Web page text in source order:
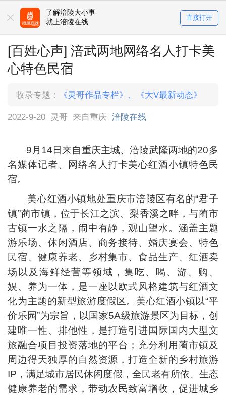
了解涪陵大小事
就上涪陵在线
直接打开
[百姓心声] 涪武两地网络名人打卡美
心特色民宿
收录专题： 《灵哥作品专栏》 《大V最新动态》
2022-9-20 灵哥 来自重庆 涪陵在线
9月14日来自重庆主城、涪陵武隆两地的20多
名媒体记者、网络名人打卡美心红酒小镇特色民
宿。
美心红酒小镇地处重庆市涪陵区有名的“君子
镇”蔺市镇，位于长江之滨、梨香溪之畔，与蔺市
古镇一水之隔，闹中有静，观山望水。涵盖主题
游乐场、休闲酒店、商务接待、婚庆宴会、特色
民宿、健康养老、乡村集市、食品生产、红酒卖
场以及海鲜经营等领域，集吃、喝、游、购、
娱、养为一体，是一座以欧式风格建筑与红酒文
化为主题的新型旅游度假区。美心红酒小镇以“平
价乐园”为宗旨，以国家5A级旅游景区为目标，创
建唯一性、排他性，是打造引进国际国内大型文
旅融合项目投资落地的平台；充分利用蔺市镇及
周边得天独厚的自然资源，打造全新的乡村旅游
IP，满足城市居民休闲度假，全民老有所依、生态
健康养老的需求，带动农民致富增收，促进城乡